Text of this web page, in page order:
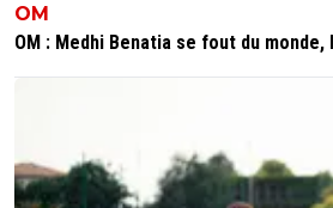
OM
OM : Medhi Benatia se fout du